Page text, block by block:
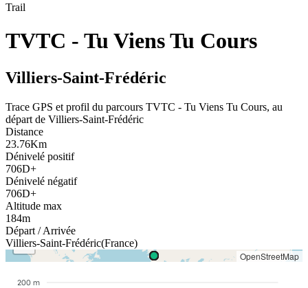
Trail
TVTC - Tu Viens Tu Cours
Villiers-Saint-Frédéric
Trace GPS et profil du parcours TVTC - Tu Viens Tu Cours, au
départ de Villiers-Saint-Frédéric
Distance
23.76Km
Dénivelé positif
706D+
Dénivelé négatif
706D+
Altitude max
184m
Départ / Arrivée
Villiers-Saint-Frédéric(France)
+
−
OpenStreetMap
200 m